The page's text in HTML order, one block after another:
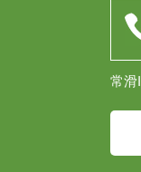
常滑